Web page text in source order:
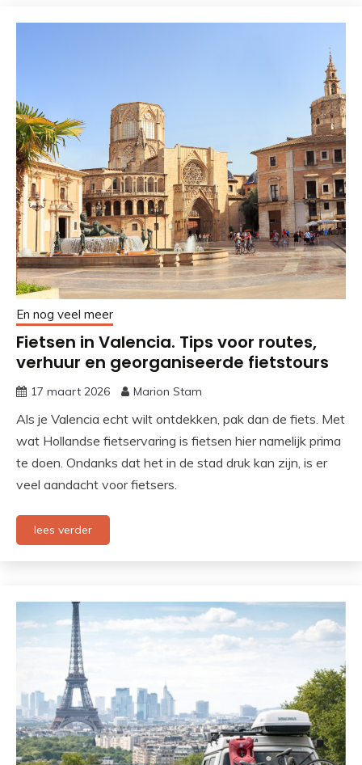
En nog veel meer
Fietsen in Valencia. Tips voor routes,
verhuur en georganiseerde fietstours
17 maart 2026 Marion Stam
Als je Valencia echt wilt ontdekken, pak dan de fiets. Met
wat Hollandse fietservaring is fietsen hier namelijk prima
te doen. Ondanks dat het in de stad druk kan zijn, is er
veel aandacht voor fietsers.
lees verder